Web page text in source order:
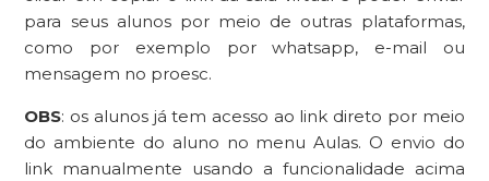
para seus alunos por meio de outras plataformas,
como por exemplo por whatsapp, e-mail ou
mensagem no proesc.
OBS: os alunos já tem acesso ao link direto por meio
do ambiente do aluno no menu Aulas. O envio do
link manualmente usando a funcionalidade acima